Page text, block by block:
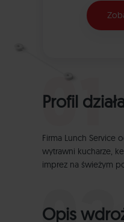
Profil
Firma Lunch Service
wytrawni kucharze,
imprez na świeżym
Opis